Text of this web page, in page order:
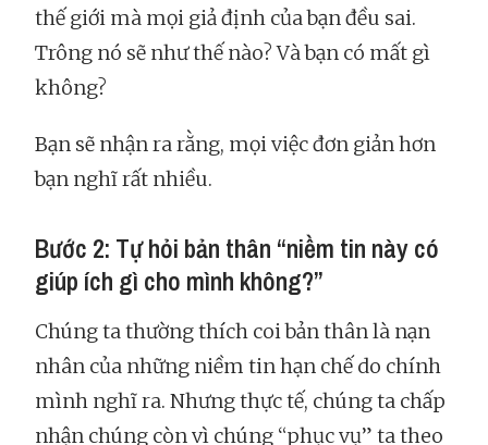
thế giới mà mọi giả định của bạn đều sai.
Trông nó sẽ như thế nào? Và bạn có mất gì
không?
Bạn sẽ nhận ra rằng, mọi việc đơn giản hơn
bạn nghĩ rất nhiều.
Bước 2: Tự hỏi bản thân “niềm tin này có
giúp ích gì cho mình không?”
Chúng ta thường thích coi bản thân là nạn
nhân của những niềm tin hạn chế do chính
mình nghĩ ra. Nhưng thực tế, chúng ta chấp
nhận chúng còn vì chúng “phục vụ” ta theo